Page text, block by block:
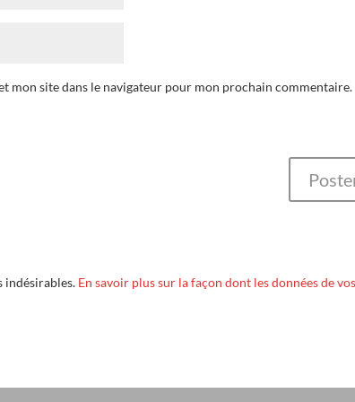
mon site dans le navigateur pour mon prochain commentaire.
indésirables. En savoir plus sur la façon dont les données de